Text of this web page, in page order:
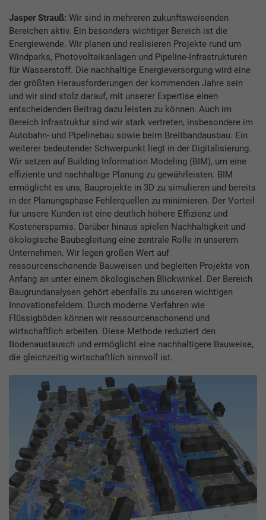
Jasper Strauß: Wir sind in mehreren zukunftsweisenden
Bereichen aktiv. Ein besonders wichtiger Bereich ist die
Energiewende. Wir planen und realisieren Projekte rund um
Windparks, Photovoltaikanlagen und Pipeline-Infrastrukturen
für Wasserstoff. Die nachhaltige Energieversorgung wird eine
der größten Herausforderungen der kommenden Jahre sein
und wir sind stolz darauf, mit unserer Expertise einen
entscheidenden Beitrag dazu leisten zu können. Auch im
Bereich Infrastruktur sind wir stark vertreten, insbesondere im
Autobahn- und Pipelinebau sowie beim Breitbandausbau. Ein
weiterer bedeutender Schwerpunkt liegt in der Digitalisierung.
Wir setzen auf Building Information Modeling (BIM), um eine
effiziente und nachhaltige Planung zu gewährleisten. BIM
ermöglicht es uns, Bauprojekte in 3D zu simulieren und bereits
in der Planungsphase Fehlerquellen zu minimieren. Der Vorteil
für unsere Kunden ist eine deutlich höhere Effizienz und
Kostenersparnis. Darüber hinaus spielen Nachhaltigkeit und
ökologische Baubegleitung eine zentrale Rolle in unserem
Unternehmen. Wir legen großen Wert auf
ressourcenschonende Bauweisen und begleiten Projekte von
Anfang an unter einem ökologischen Blickwinkel. Der Bereich
Baugrundanalysen gehört ebenfalls zu unseren wichtigen
Innovationsfeldern. Durch moderne Verfahren wie
Flüssigböden können wir ressourcenschonend und
wirtschaftlich arbeiten. Diese Methode reduziert den
Bodenaustausch und ermöglicht eine nachhaltigere Bauweise,
die gleichzeitig wirtschaftlich sinnvoll ist.